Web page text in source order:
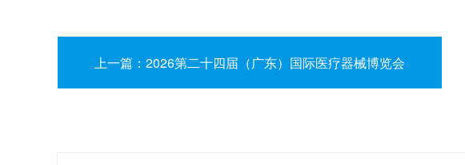
上一篇：2026第二十四届（广东）国际医疗器械博览会